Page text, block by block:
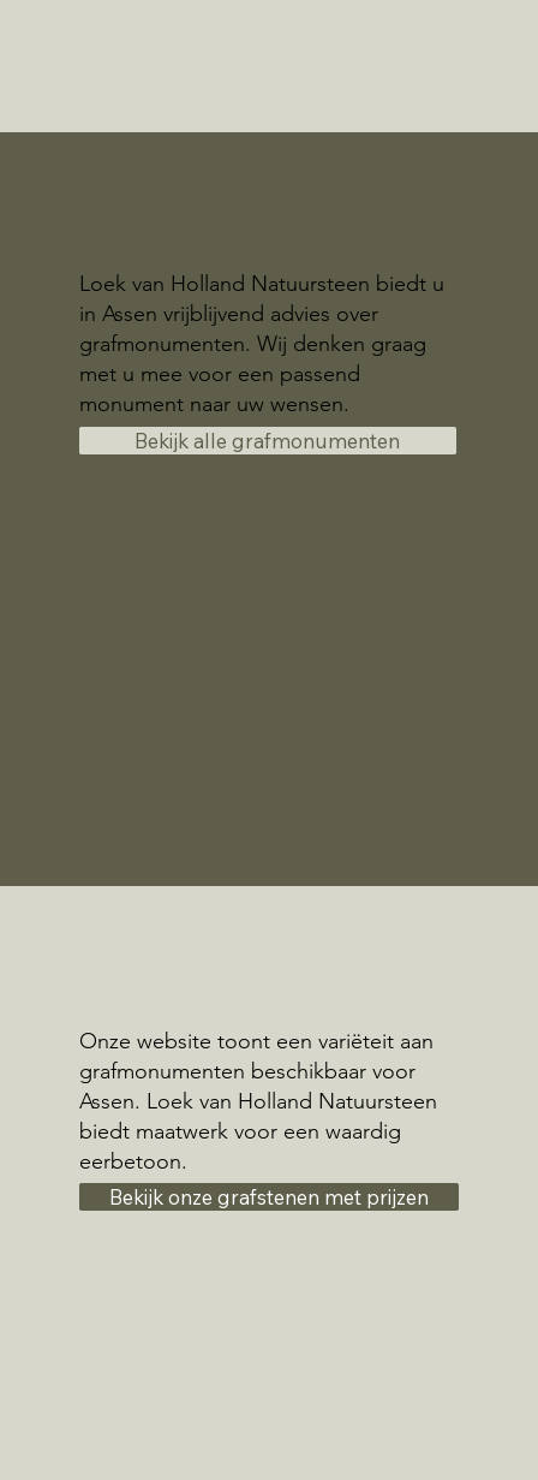
Loek van Holland Natuursteen biedt u
in Assen vrijblijvend advies over
grafmonumenten. Wij denken graag
met u mee voor een passend
monument naar uw wensen.
Bekijk alle grafmonumenten
Onze website toont een variëteit aan
grafmonumenten beschikbaar voor
Assen. Loek van Holland Natuursteen
biedt maatwerk voor een waardig
eerbetoon.
Bekijk onze grafstenen met prijzen